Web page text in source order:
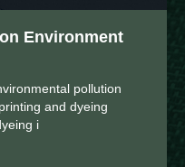
Environment
pollution
and dyeing
i